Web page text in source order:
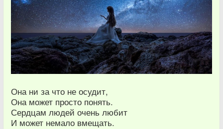
Она ни за что не осудит,
Она может просто понять.
Сердцам людей очень любит
И может немало вмещать.